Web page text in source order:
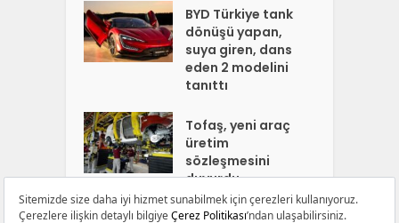
BYD Türkiye tank
dönüşü yapan,
suya giren, dans
eden 2 modelini
tanıttı
Tofaş, yeni araç
üretim
sözleşmesini
duyurdu